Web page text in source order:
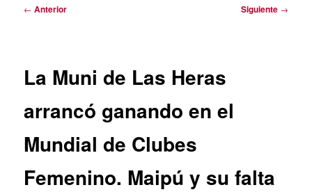
Navegación
← Anterior Siguiente →
La Muni de Las Heras
arrancó ganando en el
Mundial de Clubes
Femenino. Maipú y su falta